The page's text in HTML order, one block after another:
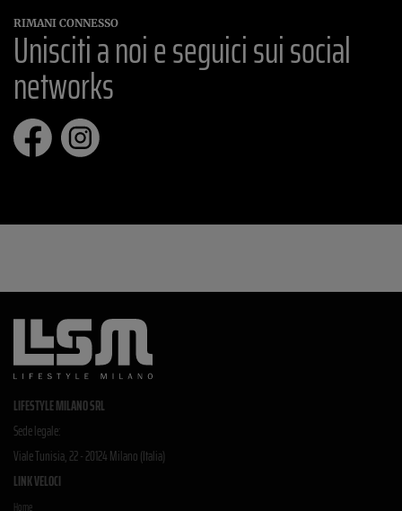
RIMANI CONNESSO
Unisciti a noi e seguici sui social
networks
LIFESTYLE MILANO SRL
Sede legale:
Viale Tunisia, 22 - 20124 Milano (Italia)
LINK VELOCI
Home